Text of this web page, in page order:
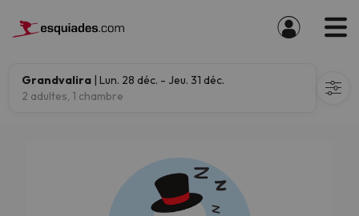
Grandvalira | Lun. 28 déc. - Jeu. 31 déc.
2 adultes, 1 chambre